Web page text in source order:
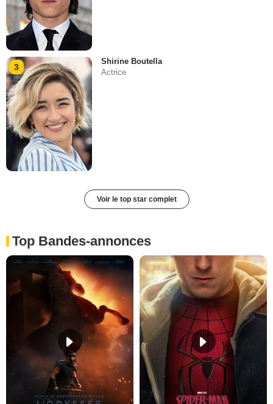
3
Shirine Boutella
Actrice
Voir le top star complet
Top Bandes-annonces